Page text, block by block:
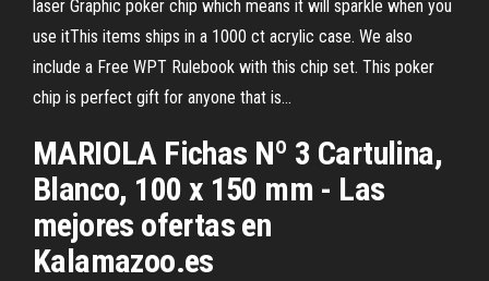
laser Graphic poker chip which means it will sparkle when you
use itThis items ships in a 1000 ct acrylic case. We also
include a Free WPT Rulebook with this chip set. This poker
chip is perfect gift for anyone that is...
MARIOLA Fichas Nº 3 Cartulina,
Blanco, 100 x 150 mm - Las
mejores ofertas en
Kalamazoo.es